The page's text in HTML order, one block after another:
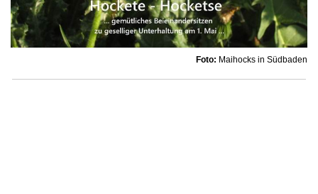
Foto: Maihocks in Südbaden